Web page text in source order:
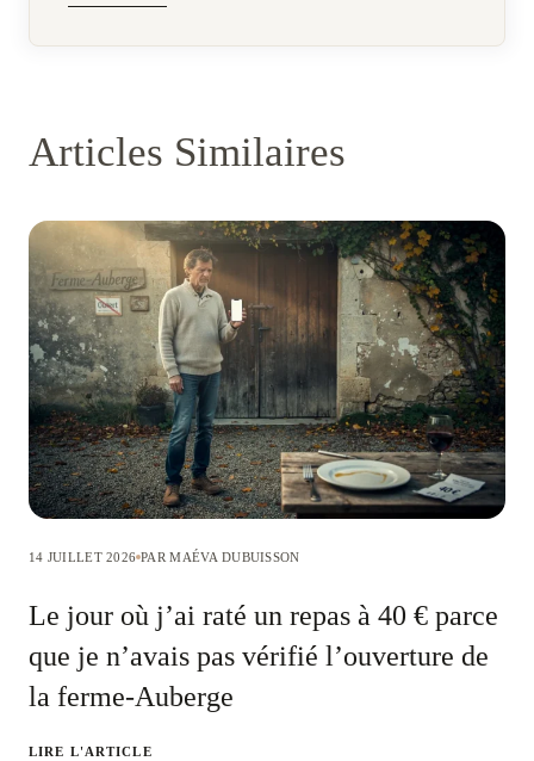
Articles Similaires
14 JUILLET 2026 PAR MAÉVA DUBUISSON
Le jour où j’ai raté un repas à 40 € parce
que je n’avais pas vérifié l’ouverture de
la ferme-Auberge
LIRE L'ARTICLE